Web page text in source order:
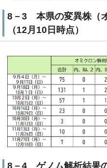
8－3 本県の変異株（
（12月10日時点）
8－4 ゲノム解析結果